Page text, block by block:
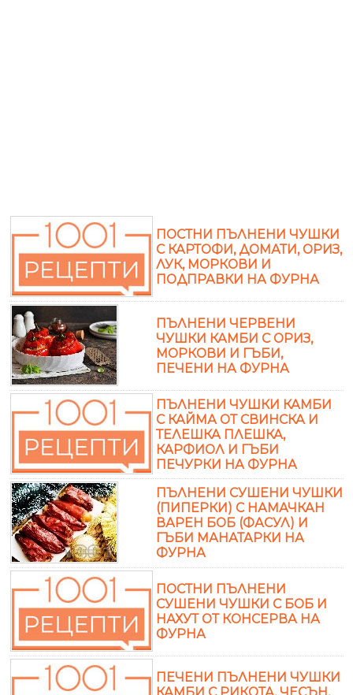
ПОСТНИ ПЪЛНЕНИ ЧУШКИ
С КАРТОФИ, ДОМАТИ, ОРИЗ,
ЛУК, МОРКОВИ И
ПОДПРАВКИ НА ФУРНА
ПЪЛНЕНИ ЧЕРВЕНИ
ЧУШКИ КАМБИ С ОРИЗ,
МОРКОВИ И ГЪБИ,
ПЕЧЕНИ НА ФУРНА
ПЪЛНЕНИ ЧУШКИ КАМБИ
С КАЙМА ОТ СВИНСКА И
ТЕЛЕШКА ПЛЕШКА,
КАРФИОЛ И ГЪБИ
ПЕЧУРКИ НА ФУРНА
ПЪЛНЕНИ СУШЕНИ ЧУШКИ
(ПИПЕРКИ) С НАМАЧКАН
ВАРЕН БОБ (ФАСУЛ) И
ГЪБИ МАНАТАРКИ НА
ФУРНА
ПОСТНИ ПЪЛНЕНИ
СУШЕНИ ЧУШКИ С БОБ И
НАХУТ ОТ КОНСЕРВА НА
ФУРНА
ПЕЧЕНИ ПЪЛНЕНИ ЧУШКИ